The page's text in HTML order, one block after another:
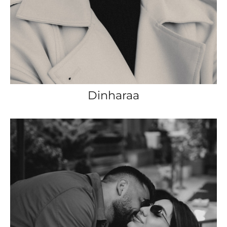
Dinharaa